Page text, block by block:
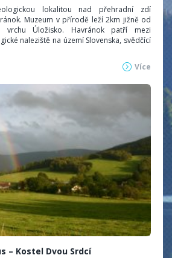
lokalitou nad přehradní zdí
Muzeum v přírodě leží 2km jižně od
vrchu Úložisko. Havránok patří mezi
naleziště na území Slovenska, svědčící
Více
– Kostel Dvou Srdcí